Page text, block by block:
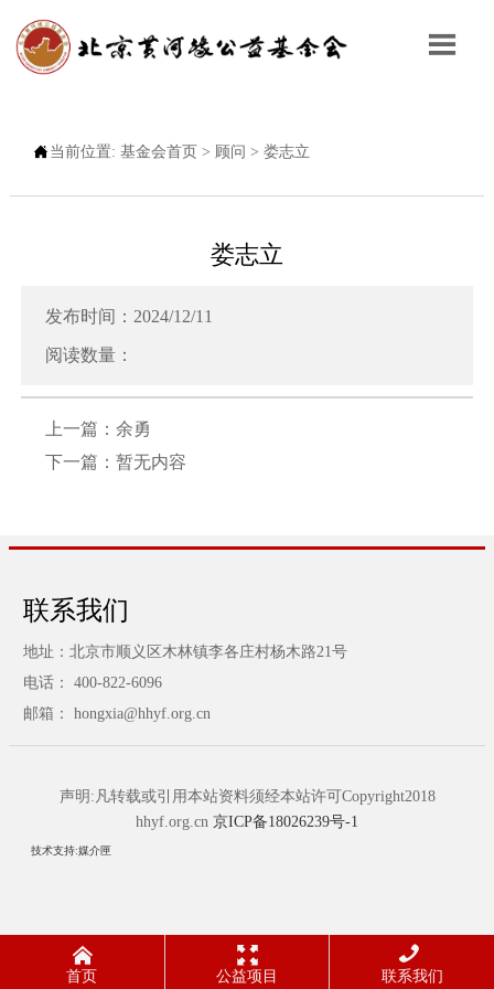

 当前位置: 基金会首页 > 顾问 > 娄志立
娄志立
发布时间：2024/12/11
阅读数量：
上一篇： 余勇
下一篇：暂无内容
联系我们
地址：北京市顺义区木林镇李各庄村杨木路21号
电话： 400-822-6096
邮箱： hongxia@hhyf.org.cn
声明:凡转载或引用本站资料须经本站许可Copyright2018
hhyf.org.cn 京ICP备18026239号-1
技术支持:媒介匣

首页

公益项目

联系我们